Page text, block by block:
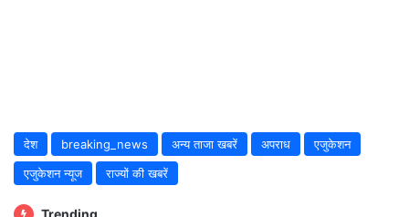
देश breaking_news अन्य ताजा खबरें अपराध
एजुकेशन
एजुकेशन न्यूज
राज्यों की खबरें
Trending